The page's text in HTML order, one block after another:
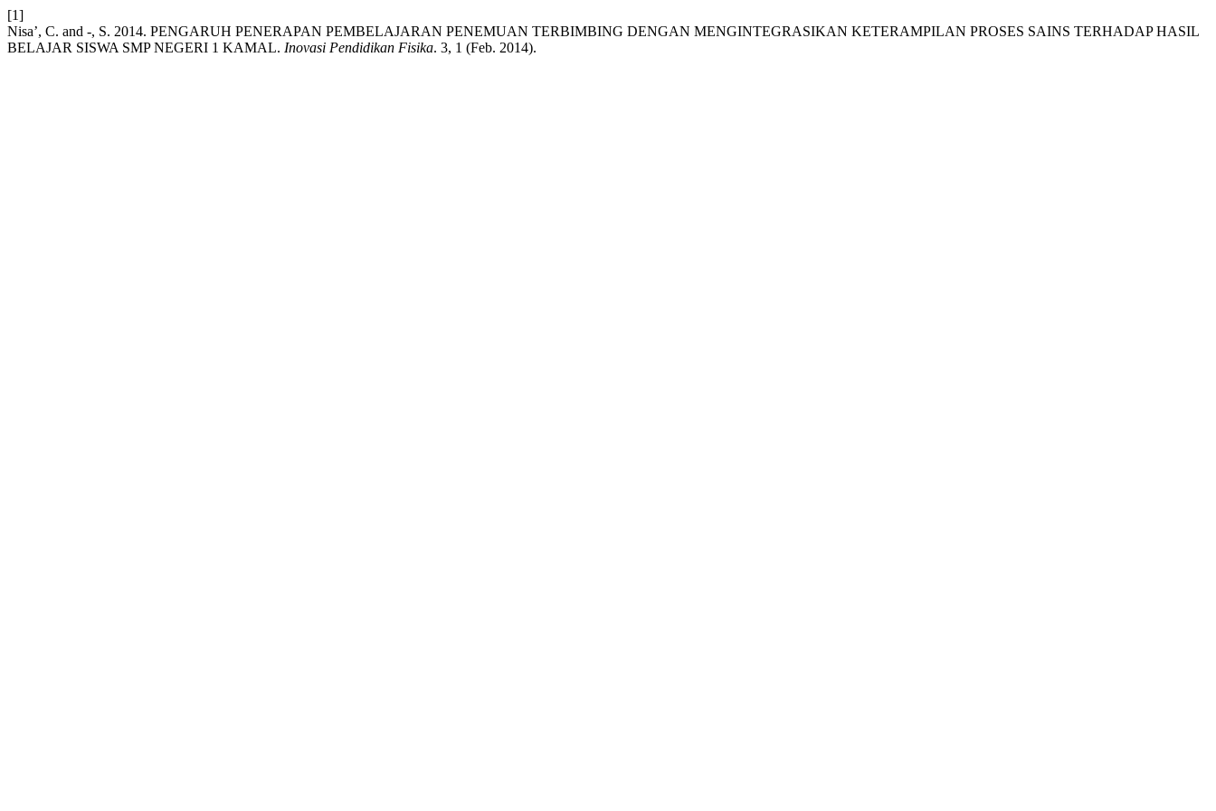
[1]
Nisa’, C. and -, S. 2014. PENGARUH PENERAPAN PEMBELAJARAN PENEMUAN TERBIMBING DENGAN MENGINTEGRASIKAN KETERAMPILAN PROSES SAINS TERHADAP HASIL
BELAJAR SISWA SMP NEGERI 1 KAMAL. Inovasi Pendidikan Fisika. 3, 1 (Feb. 2014).